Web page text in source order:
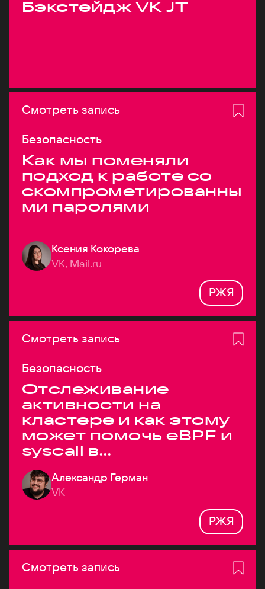
Бэкстейдж VK JT
Смотреть запись
Безопасность
Как мы поменяли
подход к работе со
скомпрометированны
ми паролями
Ксения Кокорева
VK, Mail.ru
РЖЯ
Смотреть запись
Безопасность
Отслеживание
активности на
кластере и как этому
может помочь eBPF и
syscall в
высоконагруженных
системах
Александр Герман
VK
РЖЯ
Смотреть запись